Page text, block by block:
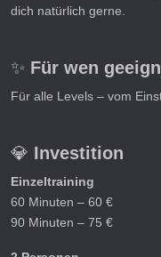
dich natürlich gerne.
✨ Für wen
Für alle Levels – vom
💎 Investition
Einzeltraining
60 Minuten – 60 €
90 Minuten – 75 €